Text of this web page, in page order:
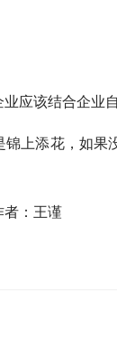
应该结合企业
上添花，如
：王谨